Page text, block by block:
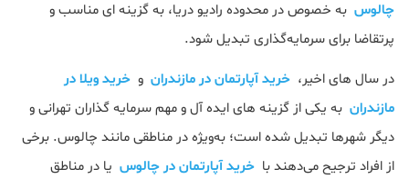
چالوس به خصوص در محدوده رادیو دریا، به گزینه ای مناسب و
پرتقاضا برای سرمایه‌گذاری تبدیل شود.
در سال‌ های اخیر، خرید آپارتمان در مازندران و خرید ویلا در
مازندران به یکی از گزینه‌ های ایده آل و مهم سرمایه‌ گذاران تهرانی و
دیگر شهرها تبدیل شده است؛ به‌ویژه در مناطقی مانند چالوس. برخی
از افراد ترجیح می‌دهند با خرید آپارتمان در چالوس یا در مناطق